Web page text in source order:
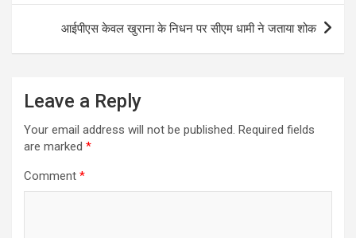
आईपीएस केवल खुराना के निधन पर सीएम धामी ने जताया शोक
Leave a Reply
Your email address will not be published. Required fields
are marked *
Comment *